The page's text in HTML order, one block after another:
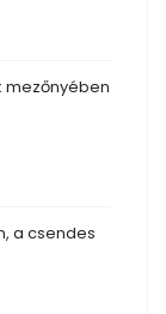
mezőnyében
a csendes